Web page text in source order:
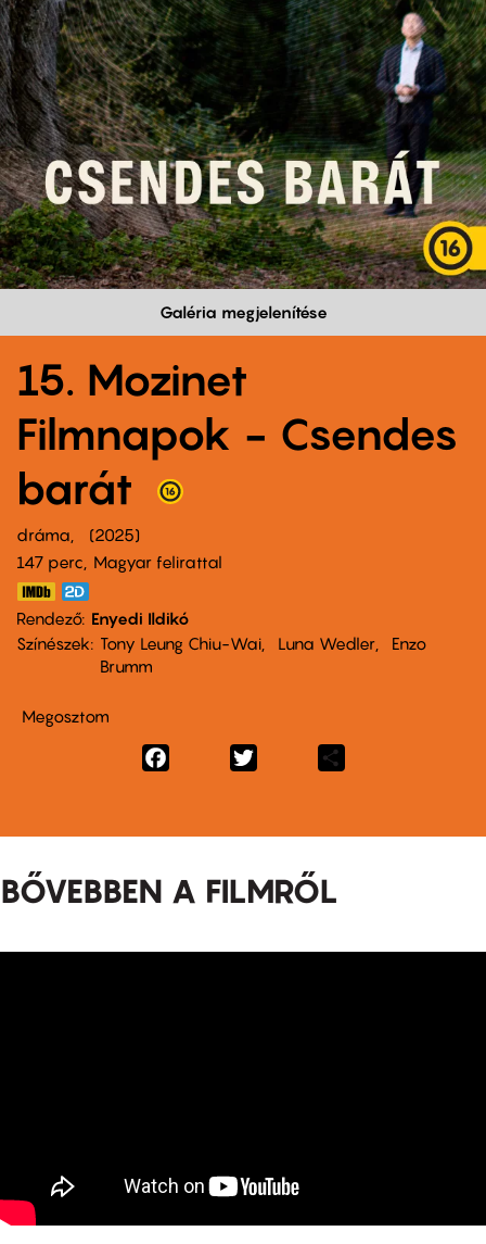
Galéria megjelenítése
15. Mozinet
Filmnapok - Csendes
barát
dráma
2025
147 perc,
Magyar felirattal
Rendező Enyedi Ildikó
Színészek
Tony Leung Chiu-Wai Luna Wedler
Enzo
Brumm
Megosztom
Facebook
BŐVEBBEN A FILMRŐL